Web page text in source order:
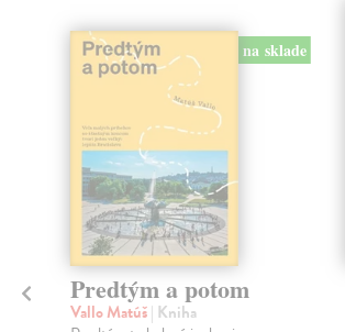
na sklade
Predtým a potom
Vallo Matúš| Kniha